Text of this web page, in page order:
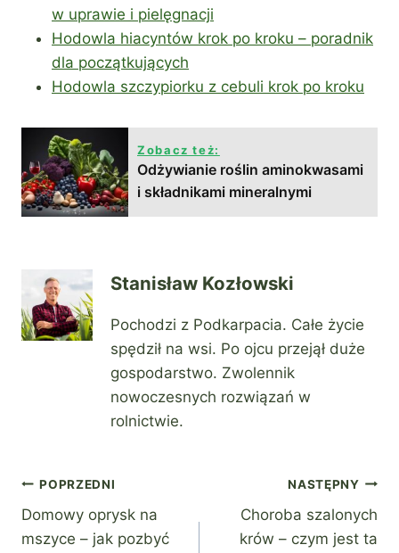
w uprawie i pielęgnacji
Hodowla hiacyntów krok po kroku – poradnik
dla początkujących
Hodowla szczypiorku z cebuli krok po kroku
Zobacz też:
Odżywianie roślin aminokwasami
i składnikami mineralnymi
Stanisław Kozłowski
Pochodzi z Podkarpacia. Całe życie
spędził na wsi. Po ojcu przejął duże
gospodarstwo. Zwolennik
nowoczesnych rozwiązań w
rolnictwie.
Nawigacja
wpisu
POPRZEDNI
Domowy oprysk na
mszyce – jak pozbyć
NASTĘPNY
Choroba szalonych
krów – czym jest ta